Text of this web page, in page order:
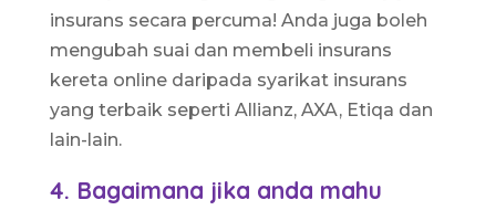
insurans secara percuma! Anda juga boleh
mengubah suai dan membeli insurans
kereta online daripada syarikat insurans
yang terbaik seperti Allianz, AXA, Etiqa dan
lain-lain.
4. Bagaimana jika anda mahu